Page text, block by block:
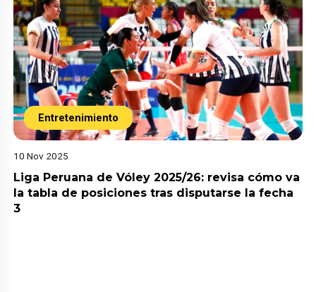
Entretenimiento
10 Nov 2025
Liga Peruana de Vóley 2025/26: revisa cómo va
la tabla de posiciones tras disputarse la fecha
3